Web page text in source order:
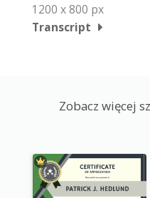
1200 x 800 px
Transcript
Zobacz więcej